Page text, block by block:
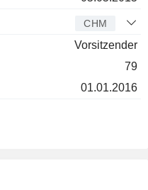
CHM
Vorsitzender
79
01.01.2016